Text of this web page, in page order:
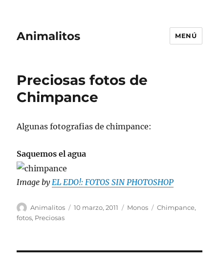
Animalitos MENÚ
Preciosas fotos de
Chimpance
Algunas fotografias de chimpance:
Saquemos el agua
Image by EL EDO!: FOTOS SIN PHOTOSHOP
Autor
Animalitos
Publicado
10 marzo, 2011 Categorías
Monos Etiquetas
Chimpance,
fotos, Preciosas